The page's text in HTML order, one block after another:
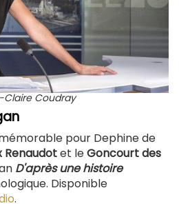
Claire Coudray
pour Dephine de
Renaudotet leGoncourt des
D'après une histoire
Disponible
.